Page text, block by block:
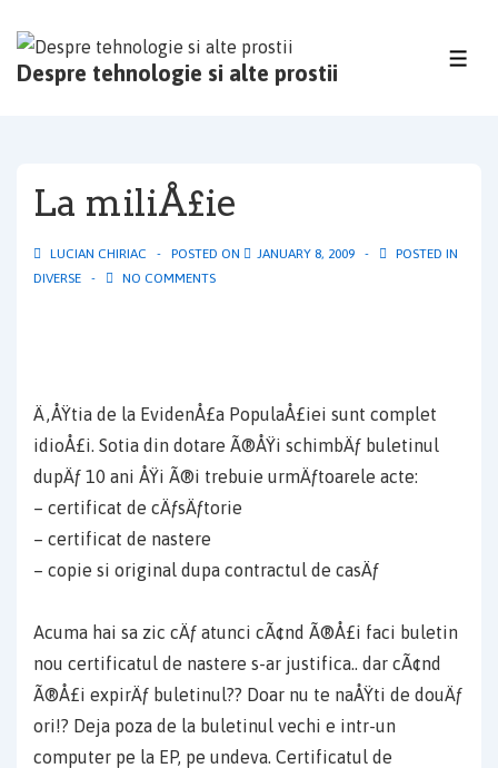
Skip
Despre tehnologie si alte prostii
La miliÅ£ie
LUCIAN CHIRIAC POSTED ON JANUARY 8, 2009
POSTED IN
DIVERSE
NO COMMENTS
Ä‚ÅŸtia de la EvidenÅ£a PopulaÅ£iei sunt complet
idioÅ£i. Sotia din dotare Ã®ÅŸi schimbÄƒ buletinul
dupÄƒ 10 ani ÅŸi Ã®i trebuie urmÄƒtoarele acte:
– certificat de cÄƒsÄƒtorie
– certificat de nastere
– copie si original dupa contractul de casÄƒ
Acuma hai sa zic cÄƒ atunci cÃ¢nd Ã®Å£i faci buletin
nou certificatul de nastere s-ar justifica.. dar cÃ¢nd
Ã®Å£i expirÄƒ buletinul?? Doar nu te naÅŸti de douÄƒ
ori!? Deja poza de la buletinul vechi e intr-un
computer pe la EP, pe undeva. Certificatul de